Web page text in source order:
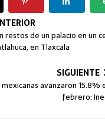
restos de un palacio en un
en Tlaxcala
SIGUIENTE
avanzaron 15.8%
febrero: